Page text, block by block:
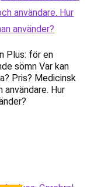
Plus: för en
sömn Var kan
Pris? Medicinsk
användare. Hur